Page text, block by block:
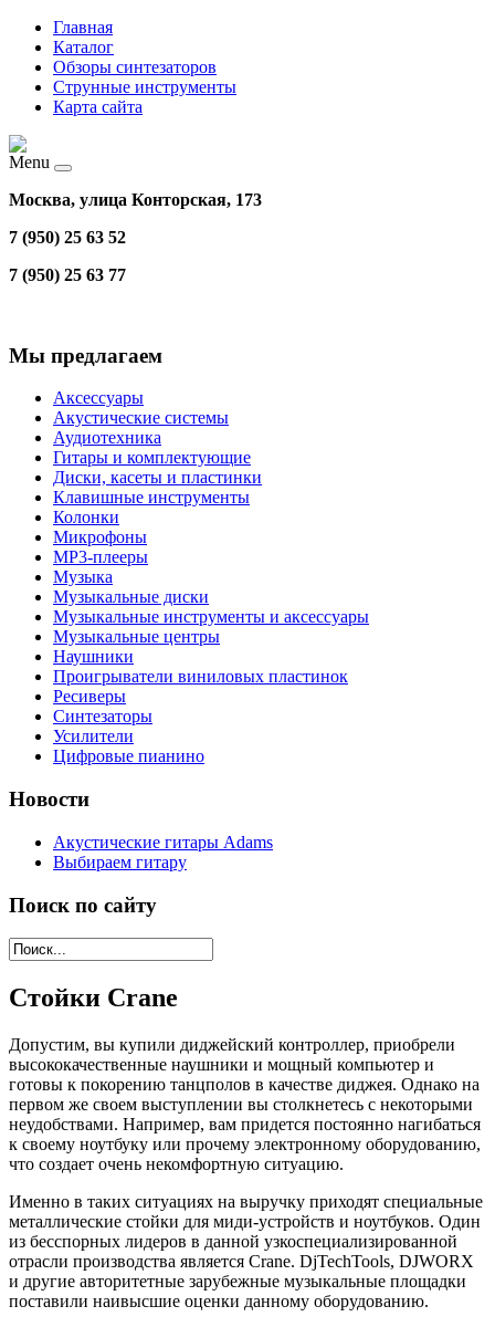
Главная
Каталог
Обзоры синтезаторов
Струнные инструменты
Карта сайта
Menu
Москва, улица Конторская, 173
7 (950) 25 63 52
7 (950) 25 63 77
Мы предлагаем
Аксессуары
Акустические системы
Аудиотехника
Гитары и комплектующие
Диски, касеты и пластинки
Клавишные инструменты
Колонки
Микрофоны
МР3-плееры
Музыка
Музыкальные диски
Музыкальные инструменты и аксессуары
Музыкальные центры
Наушники
Проигрыватели виниловых пластинок
Ресиверы
Синтезаторы
Усилители
Цифровые пианино
Новости
Акустические гитары Adams
Выбираем гитару
Поиск по сайту
Стойки Crane
Допустим, вы купили диджейский контроллер, приобрели
высококачественные наушники и мощный компьютер и
готовы к покорению танцполов в качестве диджея. Однако на
первом же своем выступлении вы столкнетесь с некоторыми
неудобствами. Например, вам придется постоянно нагибаться
к своему ноутбуку или прочему электронному оборудованию,
что создает очень некомфортную ситуацию.
Именно в таких ситуациях на выручку приходят специальные
металлические стойки для миди-устройств и ноутбуков. Один
из бесспорных лидеров в данной узкоспециализированной
отрасли производства является Crane. DjTechTools, DJWORX
и другие авторитетные зарубежные музыкальные площадки
поставили наивысшие оценки данному оборудованию.